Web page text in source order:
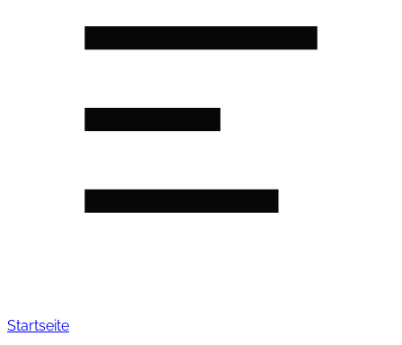
Startseite